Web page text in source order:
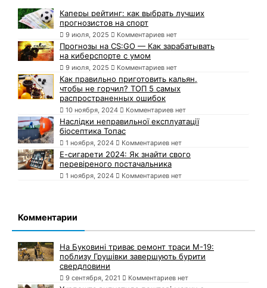
Каперы рейтинг: как выбрать лучших
прогнозистов на спорт
9 июля, 2025 Комментариев нет
Прогнозы на CS:GO — Как зарабатывать
на киберспорте с умом
9 июля, 2025 Комментариев нет
Как правильно приготовить кальян,
чтобы не горчил? ТОП 5 самых
распространенных ошибок
10 ноября, 2024 Комментариев нет
Наслідки неправильної експлуатації
біосептика Топас
1 ноября, 2024 Комментариев нет
Е-сигарети 2024: Як знайти свого
перевіреного постачальника
1 ноября, 2024 Комментариев нет
Комментарии
На Буковині триває ремонт траси М-19:
поблизу Грушівки завершують бурити
свердловини
9 сентября, 2021 Комментариев нет